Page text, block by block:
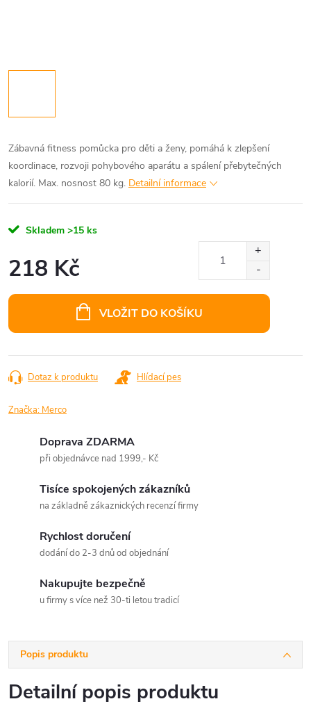
Zábavná fitness pomůcka pro děti a ženy, pomáhá k zlepšení
koordinace, rozvoji pohybového aparátu a spálení přebytečných
kalorií. Max. nosnost 80 kg. Detailní informace
Skladem >15 ks
218 Kč
VLOŽIT DO KOŠÍKU
Dotaz k produktu Hlídací pes
Značka: Merco
Doprava ZDARMA
při objednávce nad 1999,- Kč
Tisíce spokojených zákazníků
na základně zákaznických recenzí firmy
Rychlost doručení
dodání do 2-3 dnů od objednání
Nakupujte bezpečně
u firmy s více než 30-ti letou tradicí
Popis produktu
Detailní popis produktu